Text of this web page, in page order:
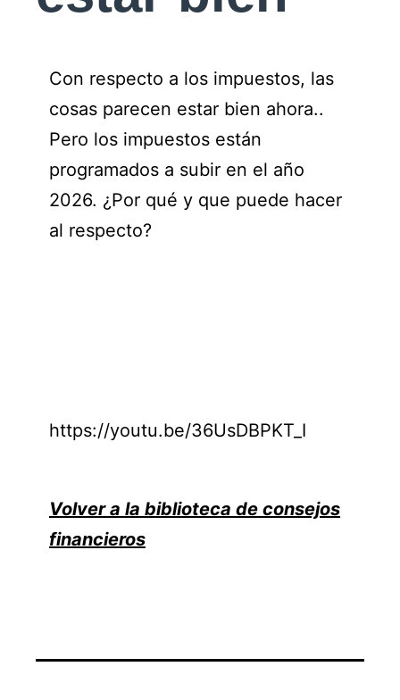
Con respecto a los impuestos, las
cosas parecen estar bien ahora..
Pero los impuestos están
programados a subir en el año
2026. ¿Por qué y que puede hacer
al respecto?
https://youtu.be/36UsDBPKT_I
Volver a la biblioteca de consejos
financieros